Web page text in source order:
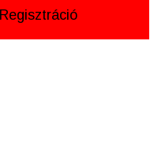
Regisztráció